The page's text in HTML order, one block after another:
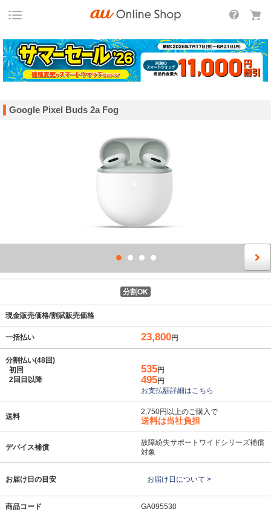
Google Pixel Buds 2a Fog
分割OK
現金販売価格/割賦販売価格
一括払い 23,800円
分割払い(48回)
初回
2回目以降
535円
495円
お支払額詳細はこちら
送料
2,750円以上のご購入で
送料は当社負担
デバイス補償
故障紛失サポートワイドシリーズ補償
対象
お届け日の目安 お届け日について >
商品コード GA095530